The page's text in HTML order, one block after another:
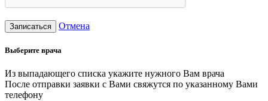
Записаться Отмена
Выберите врача
Из выпадающего списка укажите нужного Вам врача
После отправки заявки с Вами свяжутся по указанному Вами
телефону